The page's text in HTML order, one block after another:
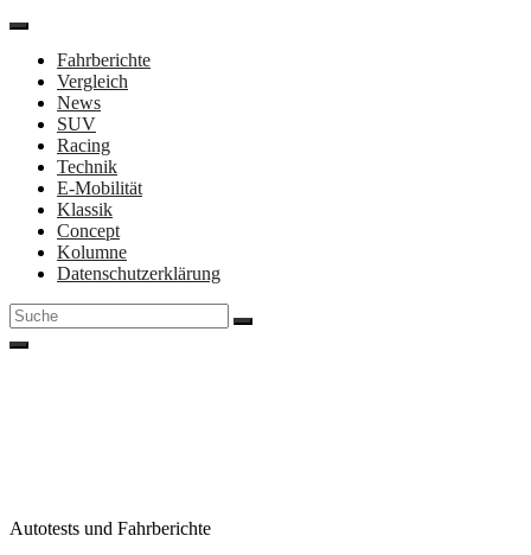
Direkt
Inhalt
Fahrberichte
Vergleich
News
SUV
Racing
Technik
E-Mobilität
Klassik
Concept
Kolumne
Datenschutzerklärung
Suche
nach:
Autotests und Fahrberichte